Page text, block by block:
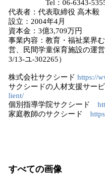
Tel：06-6343-5355
代表者：代表取締役 高木毅
設立：2004年4月
資本金：3億3,709万円
事業内容：教育・福祉業界
営、民間学童保育施設の運
3/13-ユ-302265）
株式会社サクシード https://
サクシードの⼈材⽀援サー
lient/
個別指導学院サクシード
家庭教師のサクシード
すべての画像